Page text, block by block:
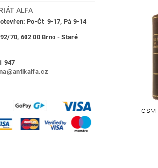
ALFA
Po-Čt 9-17, Pá 9-14
70, 602 00 Brno - Staré
947
OSM